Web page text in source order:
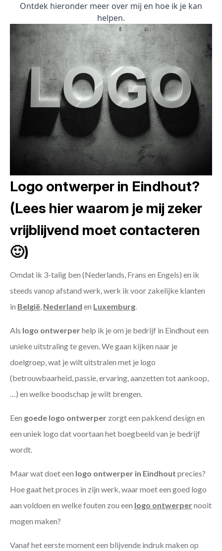
Ontdek hieronder meer over mij en hoe ik je kan
helpen.
Logo ontwerper in Eindhout?
(Lees hier waarom je mij zeker
vrijblijvend moet contacteren
🙂)
Omdat ik 3-talig ben (Nederlands, Frans en Engels) en ik
steeds vanop afstand werk, werk ik voor zakelijke klanten
in België, Nederland en Luxemburg.
Als logo ontwerperhelp ik je om je bedrijf in Eindhout een
unieke uitstraling te geven. We gaan kijken naar je
doelgroep, wat je wilt uitstralen met je logo
(betrouwbaarheid, passie, ervaring, aanzetten tot aankoop,
…) en welke boodschap je wilt brengen.
Een goede logo ontwerper zorgt een pakkend design en
een uniek logo dat voortaan het boegbeeld van je bedrijf
wordt.
Maar wat doet een logo ontwerper in Eindhout precies?
Hoe gaat het proces in zijn werk, waar moet een goed logo
aan voldoen en welke fouten zou een logo ontwerpernooit
mogen maken?
Vanaf het eerste moment een blijvende indruk maken op